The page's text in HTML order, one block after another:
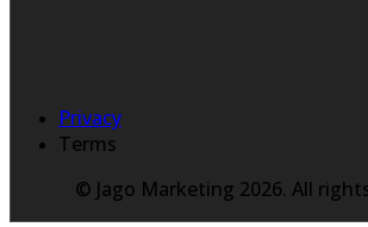
Privacy
Terms
© Jago Marketing 2026. All